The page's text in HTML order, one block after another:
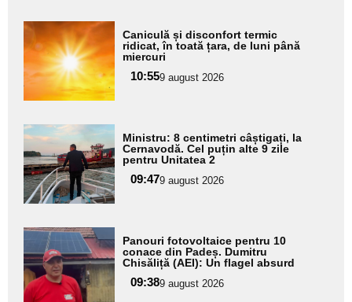
Adaugă
aici textul
pentru
subtitlu
Caniculă și disconfort termic
ridicat, în toată țara, de luni până
miercuri
10:559 august 2026
Adaugă
aici textul
pentru
subtitlu
Ministru: 8 centimetri câștigați, la
Cernavodă. Cel puțin alte 9 zile
pentru Unitatea 2
09:479 august 2026
Adaugă
aici textul
pentru
subtitlu
Panouri fotovoltaice pentru 10
conace din Padeș. Dumitru
Chisăliță (AEI): Un flagel absurd
09:389 august 2026